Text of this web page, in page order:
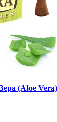
(Aloe